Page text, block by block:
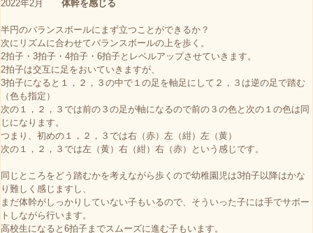
2022年2月 体幹を感じる
半円のバランスボールにまず立つことができるか？
次にリズムに合わせてバランスボールの上を歩く。
2拍子・3拍子・4拍子・6拍子とレベルアップさせていきます。
2拍子は交互に足をおいていきますが、
3拍子になると１，２，３の中で１の足を軸足にして２，３は逆の足で踏む
（色も指定）
次の１，２，３では前の３の足が軸になるので前の３の色と次の１の色は同
じになります。
つまり、初めの１，２，３では右（赤）左（紺）左（黄）
次の１，２，３では左（黄）右（紺）右（赤）という感じです。
同じところをどう踏むかを考えながら歩くので幼稚園児は3拍子以降はかな
り難しく感じますし、
まだ体幹がしっかりしていない子もいるので、そういった子には手でサポー
トしながら行います。
高校生になると6拍子までスムーズに進む子もいます。